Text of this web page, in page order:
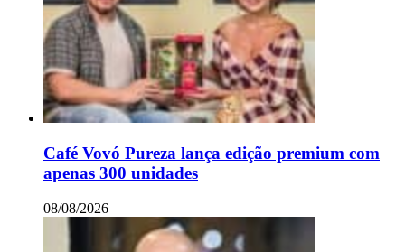
Café Vovó Pureza lança edição premium com
apenas 300 unidades
08/08/2026